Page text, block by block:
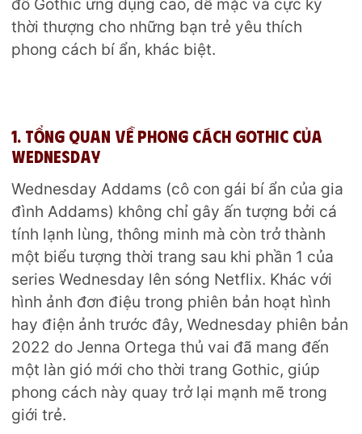
đồ Gothic ứng dụng cao, dễ mặc và cực kỳ
thời thượng cho những bạn trẻ yêu thích
phong cách bí ẩn, khác biệt.
1. Tổng quan về phong cách Gothic của
Wednesday
Wednesday Addams (cô con gái bí ẩn của gia
đình Addams) không chỉ gây ấn tượng bởi cá
tính lạnh lùng, thông minh mà còn trở thành
một biểu tượng thời trang sau khi phần 1 của
series Wednesday lên sóng Netflix. Khác với
hình ảnh đơn điệu trong phiên bản hoạt hình
hay điện ảnh trước đây, Wednesday phiên bản
2022 do Jenna Ortega thủ vai đã mang đến
một làn gió mới cho thời trang Gothic, giúp
phong cách này quay trở lại mạnh mẽ trong
giới trẻ.